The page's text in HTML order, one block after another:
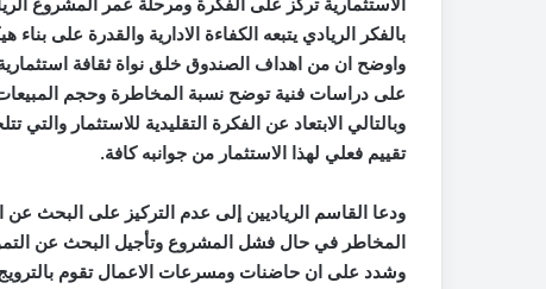
بالفكر الريادي يتبعه الكفاءة الادارية والقدرة على
واوضح ان من اهداف الصندوق خلق نواة ثقافة
على دراسات فنية توضح نسبة المخاطرة وحجم
وبالتالي الابتعاد عن الفكرة التقليدية للاستثمار
تقييم فعلي لهذا الاستثمار من جوانبه كافة.
ودعا القاسم الرياديين إلى عدم التركيز على البحث عن
المخاطر في حال فشل المشروع وتأجيل البحث عن
وشدد على ان حاضنات ومسرعات الاعمال تقوم بالترويج